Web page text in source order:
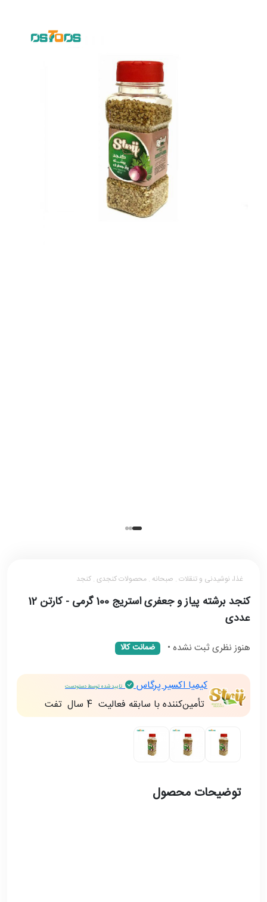
غذا، نوشیدنی و تنقلات . صبحانه . محصولات کنجدی . کنجد
کنجد برشته پیاز و جعفری استریج 100 گرمی - کارتن 12
عددی
هنوز نظری ثبت نشده • ضمانت کالا
کیمیا اکسیر پرگاس تایید شده توسط دستودست
تأمین‌کننده با سابقه فعالیت 4 سال تفت
توضیحات محصول